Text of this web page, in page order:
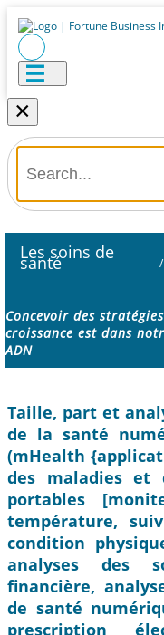
×
Les soins de
santé /
Concevoir des
croissance est dans
ADN
Taille, part et
de la santé
(mHealth
des maladies et
portables
température,
condition
analyses des
financière,
de santé
prescription